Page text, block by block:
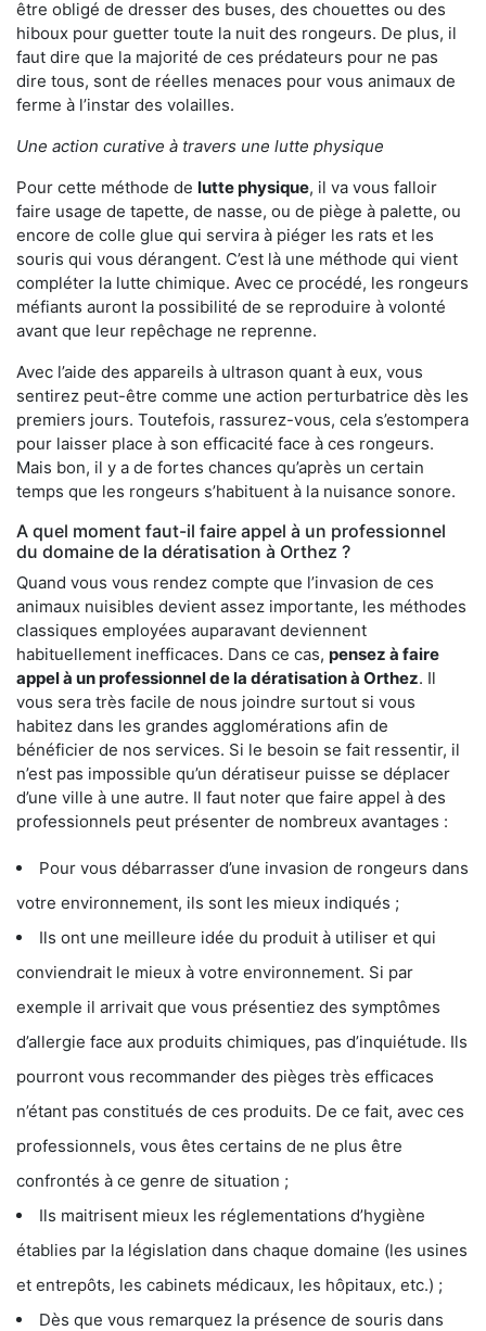
être obligé de dresser des buses, des chouettes ou des
hiboux pour guetter toute la nuit des rongeurs. De plus, il
faut dire que la majorité de ces prédateurs pour ne pas
dire tous, sont de réelles menaces pour vous animaux de
ferme à l’instar des volailles.
Une action curative à travers une lutte physique
Pour cette méthode de lutte physique, il va vous falloir
faire usage de tapette, de nasse, ou de piège à palette, ou
encore de colle glue qui servira à piéger les rats et les
souris qui vous dérangent. C’est là une méthode qui vient
compléter la lutte chimique. Avec ce procédé, les rongeurs
méfiants auront la possibilité de se reproduire à volonté
avant que leur repêchage ne reprenne.
Avec l’aide des appareils à ultrason quant à eux, vous
sentirez peut-être comme une action perturbatrice dès les
premiers jours. Toutefois, rassurez-vous, cela s’estompera
pour laisser place à son efficacité face à ces rongeurs.
Mais bon, il y a de fortes chances qu’après un certain
temps que les rongeurs s’habituent à la nuisance sonore.
A quel moment faut-il faire appel à un professionnel
du domaine de la dératisation à Orthez ?
Quand vous vous rendez compte que l’invasion de ces
animaux nuisibles devient assez importante, les méthodes
classiques employées auparavant deviennent
habituellement inefficaces. Dans ce cas, pensez à faire
appel à un professionnel de la dératisation à Orthez. Il
vous sera très facile de nous joindre surtout si vous
habitez dans les grandes agglomérations afin de
bénéficier de nos services. Si le besoin se fait ressentir, il
n’est pas impossible qu’un dératiseur puisse se déplacer
d’une ville à une autre. Il faut noter que faire appel à des
professionnels peut présenter de nombreux avantages :
Pour vous débarrasser d’une invasion de rongeurs dans
votre environnement, ils sont les mieux indiqués ;
Ils ont une meilleure idée du produit à utiliser et qui
conviendrait le mieux à votre environnement. Si par
exemple il arrivait que vous présentiez des symptômes
d’allergie face aux produits chimiques, pas d’inquiétude. Ils
pourront vous recommander des pièges très efficaces
n’étant pas constitués de ces produits. De ce fait, avec ces
professionnels, vous êtes certains de ne plus être
confrontés à ce genre de situation ;
Ils maitrisent mieux les réglementations d’hygiène
établies par la législation dans chaque domaine (les usines
et entrepôts, les cabinets médicaux, les hôpitaux, etc.) ;
Dès que vous remarquez la présence de souris dans